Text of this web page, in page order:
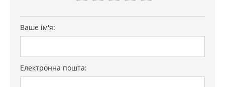
Ваше ім'я:
Електронна пошта: